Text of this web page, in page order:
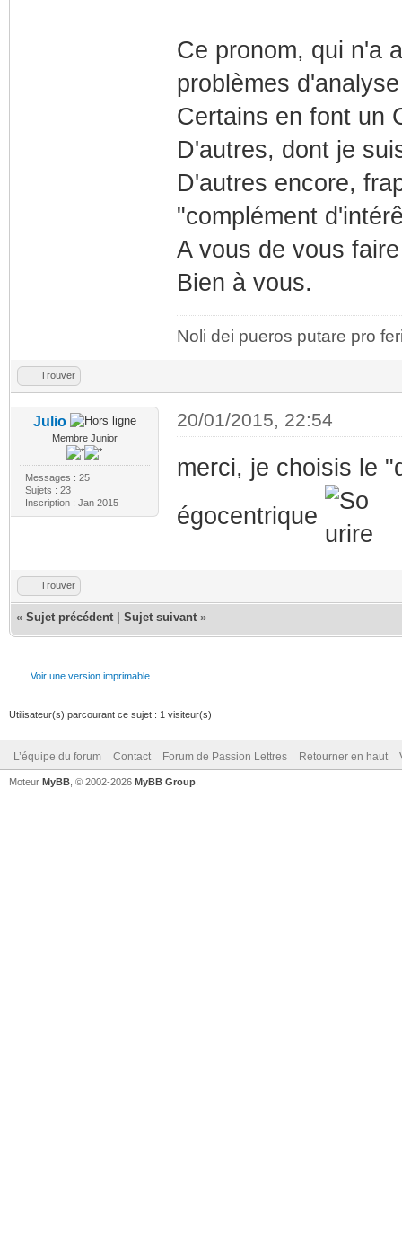
Ce pronom, qui n'a
problèmes
Certains en font un
D'autres, dont je
D'autres encore,
"complément
A vous de vous
Bien à vous.
Noli dei pueros putare pro
Trouver
Julio
Membre Junior
Messages : 25
Sujets : 23
Inscription : Jan 2015
20/01/2015, 22:54
merci, je choisis le
égocentrique
Trouver
« Sujet précédent Sujet suivant »
Voir une version imprimable
Utilisateur(s) parcourant ce sujet : 1 visiteur(s)
L’équipe du forum Contact Forum de Passion Lettres Retourner en haut
Moteur MyBB , © 2002-2026 MyBB Group